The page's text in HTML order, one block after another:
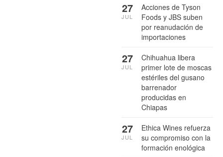
Acciones de Tyson
Foods y JBS suben
por reanudación de
importaciones
27
JUL
Chihuahua libera
primer lote de moscas
estériles del gusano
barrenador
producidas en
Chiapas
27
JUL
Ethica Wines refuerza
su compromiso con la
formación enológica
27
JUL